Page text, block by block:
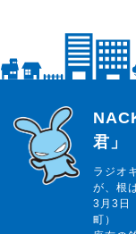
らじっと
君」
ラジオ
が、根
3月3日
町）